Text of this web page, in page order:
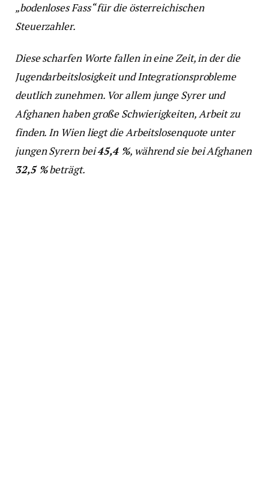
„bodenloses Fass“ für die österreichischen
Steuerzahler.
Diese scharfen Worte fallen in eine Zeit, in der die
Jugendarbeitslosigkeit und Integrationsprobleme
deutlich zunehmen. Vor allem junge Syrer und
Afghanen haben große Schwierigkeiten, Arbeit zu
finden. In Wien liegt die Arbeitslosenquote unter
jungen Syrern bei45,4 %, während sie bei Afghanen
32,5 %beträgt.